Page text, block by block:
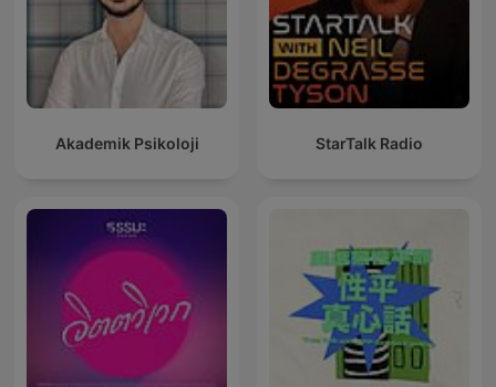
Akademik Psikoloji StarTalk Radio